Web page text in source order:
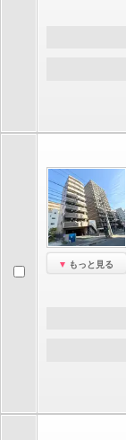
もっと見る